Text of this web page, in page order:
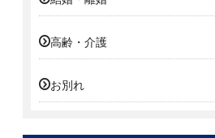
高齢・介護
お別れ